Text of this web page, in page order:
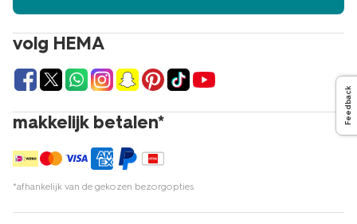
volg HEMA
makkelijk betalen*
*afhankelijk van de gekozen bezorgopties
Feedback